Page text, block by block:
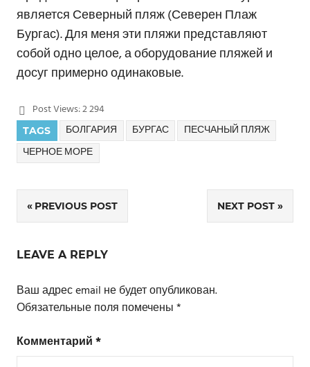
является Северный пляж (Северен Плаж
Бургас). Для меня эти пляжи представляют
собой одно целое, а оборудование пляжей и
досуг примерно одинаковые.
Post Views:2 294
TAGS БОЛГАРИЯ БУРГАС
ПЕСЧАНЫЙ ПЛЯЖ
ЧЕРНОЕ МОРЕ
Навигация
по
записям
PREVIOUS POST NEXT POST
LEAVE A REPLY
Ваш адрес email не будет опубликован.
Обязательные поля помечены*
Комментарий*